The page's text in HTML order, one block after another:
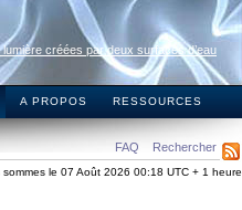
créées par deux surfaces d’eau
A PROPOS RESSOURCES
FAQ Rechercher
sommes le 07 Août 2026 00:18 UTC + 1 heure